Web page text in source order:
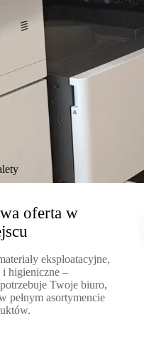
oferta w
eksploatacyjne,
i higieniczne –
Twoje biuro,
pełnym asortymencie